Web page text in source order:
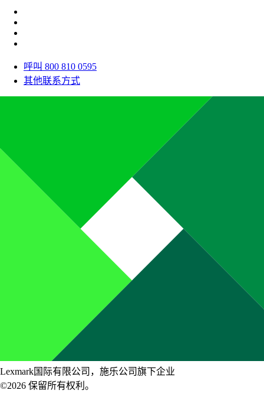
呼叫 800 810 0595
其他联系方式
Lexmark国际有限公司，施乐公司旗下企业
©2026 保留所有权利。